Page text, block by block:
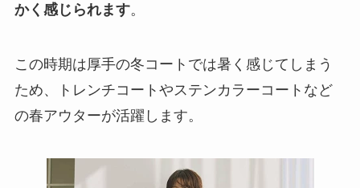
かく感じられます。
この時期は厚手の冬コートでは暑く感じてしまう
ため、トレンチコートやステンカラーコートなど
の春アウターが活躍します。